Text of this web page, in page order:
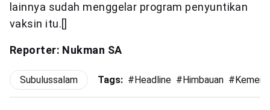
lainnya sudah menggelar program penyuntikan
vaksin itu.[]
Reporter: Nukman SA
Subulussalam Tags: # Headline # Himbauan #